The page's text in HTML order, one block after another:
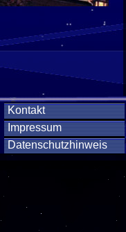
Kontakt
Impressum
Datenschutzhinweis